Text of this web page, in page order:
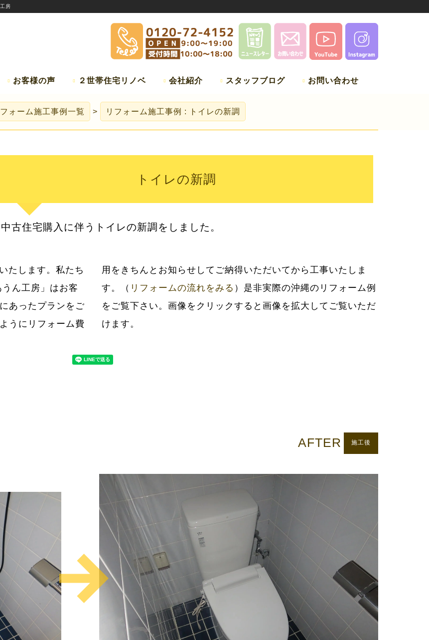
房
お客様の声 ２世帯住宅リノベ 会社紹介 スタッフブログ お問い合わせ
ォーム施工事例一覧 リフォーム施工事例 : トイレの新調
トイレの新調
中古住宅購入に伴うトイレの新調をしました。
たします。私たち
ん工房」はお客
あったプランをご
うにリフォーム費
から工事いたしま
す。（ リフォームの流れをみる ）是非実際の沖縄のリフォーム例
をご覧下さい。画像をクリックすると画像を拡大してご覧いただ
けます。
施工後
AFTER